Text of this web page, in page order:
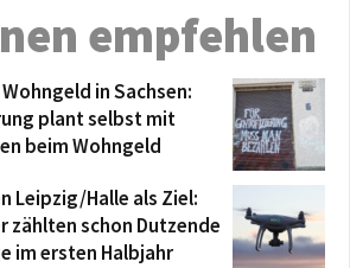
empfehlen
in Sachsen:
plant selbst mit
beim Wohngeld
Leipzig/Halle als Ziel:
zählten schon Dutzende
im ersten Halbjahr